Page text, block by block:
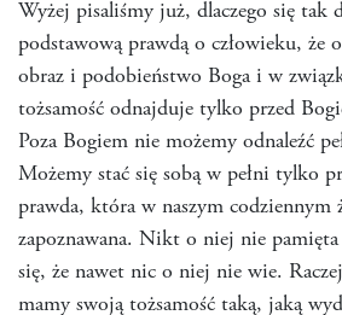
Wyżej pisaliśmy już, dlaczego się tak
podstawową prawdą o człowieku, że
obraz i podobieństwo Boga i w
tożsamość odnajduje tylko przed
Poza Bogiem nie możemy odnaleźć
Możemy stać się sobą w pełni tylko
prawda, która w naszym codziennym
zapoznawana. Nikt o niej nie
się, że nawet nic o niej nie wie.
mamy swoją tożsamość taką, jaką